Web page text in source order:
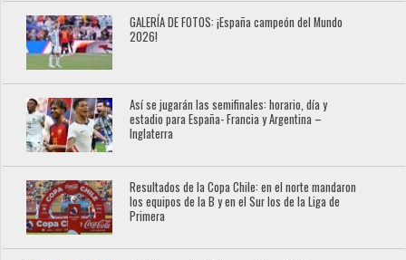
GALERÍA DE FOTOS: ¡España campeón del Mundo
2026!
Así se jugarán las semifinales: horario, día y
estadio para España- Francia y Argentina –
Inglaterra
Resultados de la Copa Chile: en el norte mandaron
los equipos de la B y en el Sur los de la Liga de
Primera